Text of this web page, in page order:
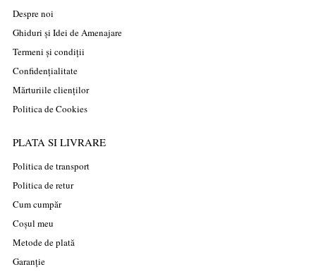
Despre noi
Ghiduri și Idei de Amenajare
Termeni și condiții
Confidențialitate
Mărturiile clienților
Politica de Cookies
PLATA SI LIVRARE
Politica de transport
Politica de retur
Cum cumpăr
Coșul meu
Metode de plată
Garanție